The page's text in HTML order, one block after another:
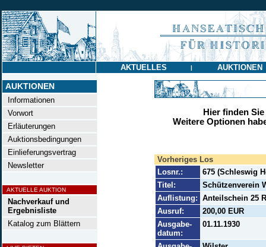
AKTUELLES | AUKTIONEN
AUKTIONEN
Informationen
Vorwort
Erläuterungen
Auktionsbedingungen
Einlieferungsvertrag
Newsletter
AKTUELLE AUKTION
Nachverkauf und
Ergebnisliste
Katalog zum Blättern
Hier finden
Weitere Optionen
Vorheriges Los
Losnr.:
675 (Schleswig
Titel:
Schützenverein
Auflistung: Anteilschein 25
Ausruf:
200,00 EUR
Ausgabe-
datum:
01.11.1930